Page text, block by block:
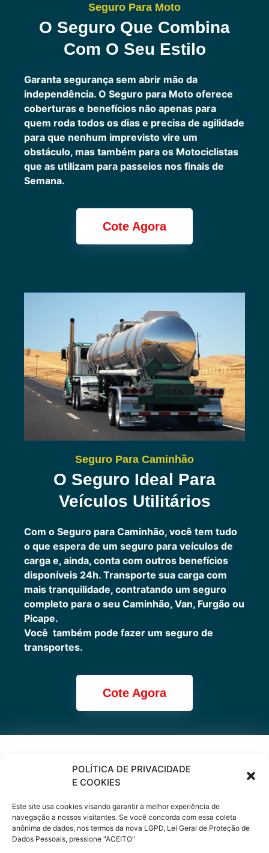
POLÍTICA DE PRIVACIDADE
E COOKIES
Este site usa cookies visando garantir a melhor experiência de
navegação a nossos visitantes. Se você concorda com essa coleta
anônima de dados, nos termos da nova LGPD, Lei Geral de Proteção de
Dados Pessoais, pressione "ACEITO"
Seguro Para Moto
O Seguro Que Combina
Com O Seu Estilo
Garanta segurança sem abrir mão da
independência. O Seguro para Moto oferece
coberturas e benefícios não apenas para
quem roda todos os dias e precisa de agilidade
para que nenhum imprevisto vire um
obstáculo, mas também para os Motociclistas
que as utilizam para passeios nos finais de
Semana.
Cote Agora
Seguro Para Caminhão
O Seguro Ideal Para
Veículos Utilitários
Com o Seguro para Caminhão, você tem tudo
o que espera de um seguro para veículos de
carga e, ainda, conta com outros benefícios
disponíveis 24h. Transporte sua carga com
mais tranquilidade, contratando um seguro
completo para o seu Caminhão, Van, Furgão ou
Picape.
Você também pode fazer um seguro de
transportes.
Cote Agora
Cote online ou
peça via
WhatsApp